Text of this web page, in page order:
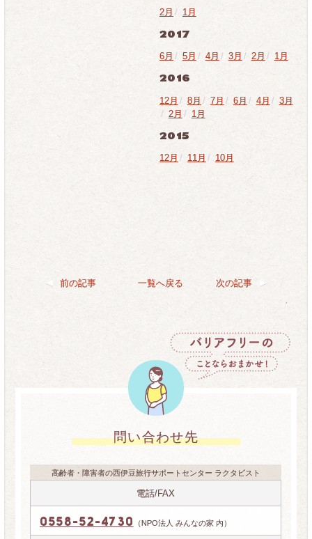
2月 / 1月
2017
6月 / 5月 / 4月 / 3月 / 2月 / 1月
2016
12月 / 8月 / 7月 / 6月 / 4月 / 3月
/ 2月 / 1月
2015
12月 / 11月 / 10月
前の記事 次の記事
一覧へ戻る
問い合わせ先
高齢者・障害者の西伊豆旅行サポートセンター ラクタビスト
電話/FAX
0558-52-4730 （NPO法人 みんなの家 内）